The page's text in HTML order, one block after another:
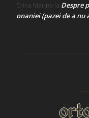
Crina Marina la Despre
onaniei (pazei de a nu